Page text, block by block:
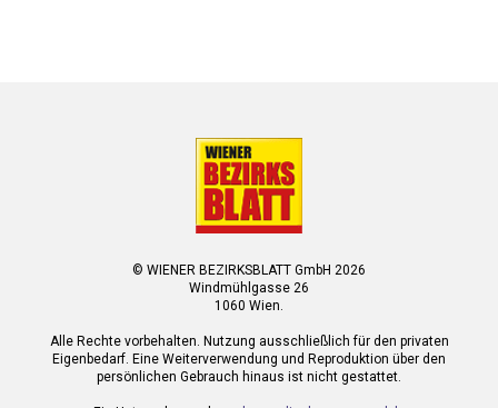
© WIENER BEZIRKSBLATT GmbH 2026
Windmühlgasse 26
1060 Wien.
Alle Rechte vorbehalten. Nutzung ausschließlich für den privaten
Eigenbedarf. Eine Weiterverwendung und Reproduktion über den
persönlichen Gebrauch hinaus ist nicht gestattet.